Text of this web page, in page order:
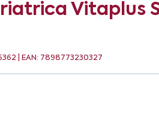
Vitaplus
| EAN: 7898773230327